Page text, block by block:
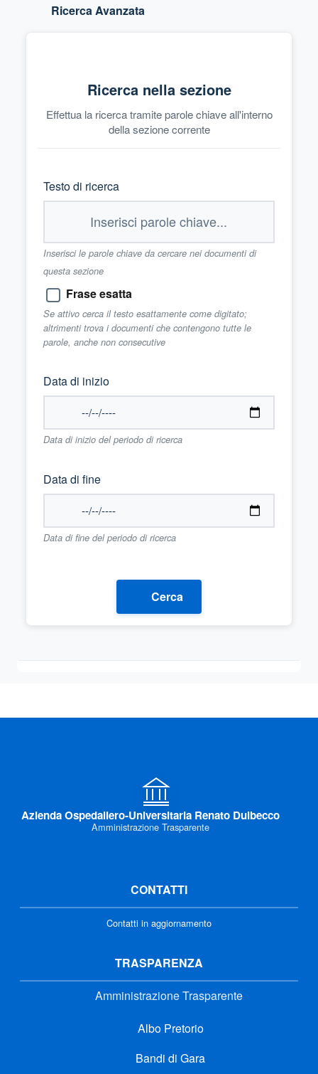
Ricerca Avanzata
Ricerca nella sezione
Effettua la ricerca tramite parole chiave all'interno
della sezione corrente
Testo di ricerca
Inserisci le parole chiave da cercare nei documenti di
questa sezione
Frase esatta
Se attivo cerca il testo esattamente come digitato;
altrimenti trova i documenti che contengono tutte le
parole, anche non consecutive
Data di inizio
Data di inizio del periodo di ricerca
Data di fine
Data di fine del periodo di ricerca
Cerca
Azienda Ospedaliero-Universitaria Renato Dulbecco
Amministrazione Trasparente
CONTATTI
Contatti in aggiornamento
TRASPARENZA
Amministrazione Trasparente
Albo Pretorio
Bandi di Gara